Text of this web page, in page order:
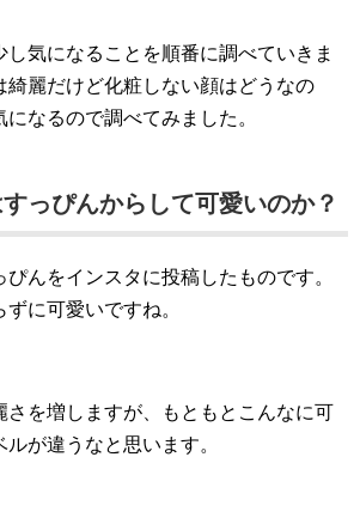
し気になることを順番に調べていきま
綺麗だけど化粧しない顔はどうなの
なるので調べてみました。
っぴんからして可愛いのか？
ぴんをインスタに投稿したものです。
に可愛いですね。
さを増しますが、もともとこんなに可
が違うなと思います。